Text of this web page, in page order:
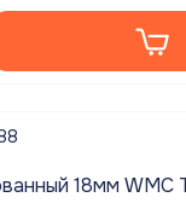
18мм WMC